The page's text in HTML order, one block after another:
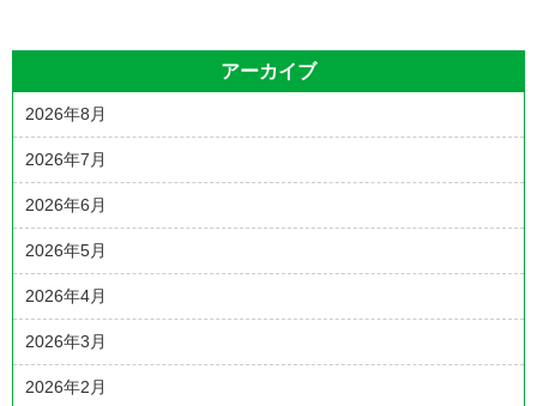
アーカイブ
2026年8月
2026年7月
2026年6月
2026年5月
2026年4月
2026年3月
2026年2月